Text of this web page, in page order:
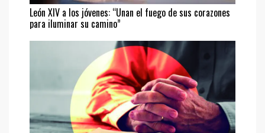
León XIV a los jóvenes: “Unan el fuego de sus corazones
para iluminar su camino”